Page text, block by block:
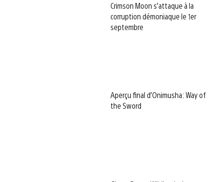
Crimson Moon s’attaque à la
corruption démoniaque le 1er
septembre
Aperçu final d’Onimusha: Way of
the Sword